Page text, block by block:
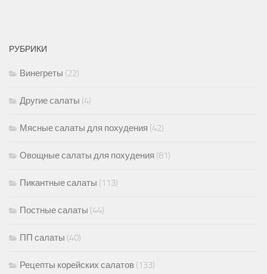
РУБРИКИ
Винегреты (22)
Другие салаты (4)
Мясные салаты для похудения (42)
Овощные салаты для похудения (81)
Пикантные салаты (113)
Постные салаты (44)
ПП салаты (40)
Рецепты корейских салатов (133)